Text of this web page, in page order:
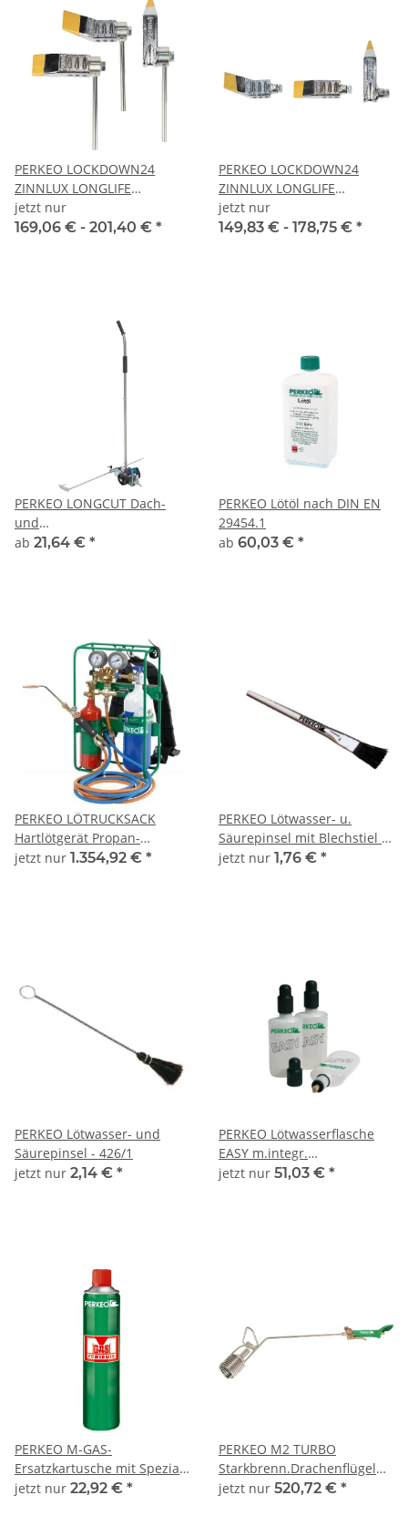
PERKEO LOCKDOWN24
ZINNLUX LONGLIFE
Lötstücke
jetzt nur
169,06 € - 201,40 € *
PERKEO LOCKDOWN24
ZINNLUX LONGLIFE
Lötstückeinsätze
jetzt nur
149,83 € - 178,75 € *
PERKEO LONGCUT Dach-
und
Dichtungsbahnenschneider
ab 21,64 € *
PERKEO Lötöl nach DIN EN
29454.1
ab 60,03 € *
PERKEO LÖTRUCKSACK
Hartlötgerät Propan-
Sauerstoff nach DIN EN
jetzt nur 1.354,92 € *
PERKEO Lötwasser- u.
Säurepinsel mit Blechstiel u.
Naturborsten - 426/2
jetzt nur 1,76 € *
PERKEO Lötwasser- und
Säurepinsel - 426/1
jetzt nur 2,14 € *
PERKEO Lötwasserflasche
EASY m.integr.
Pinsel,Auslaufsicher, 250 ml
jetzt nur 51,03 € *
PERKEO M-GAS-
Ersatzkartusche mit Spezial
Gasgemisch, 340 g-Inhalt -
jetzt nur 22,92 € *
PERKEO M2 TURBO
Starkbrenn.Drachenflügel
80mm-
jetzt nur 520,72 € *